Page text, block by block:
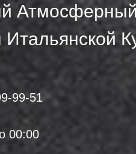
Итальянской
99-51
00:00